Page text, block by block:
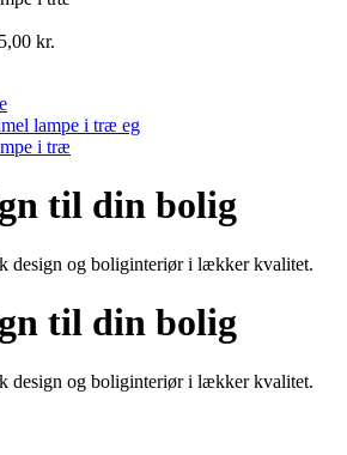
kr.
lampe i træ eg
i træ
til din bolig
design og boliginteriør i lækker kvalitet.
til din bolig
design og boliginteriør i lækker kvalitet.